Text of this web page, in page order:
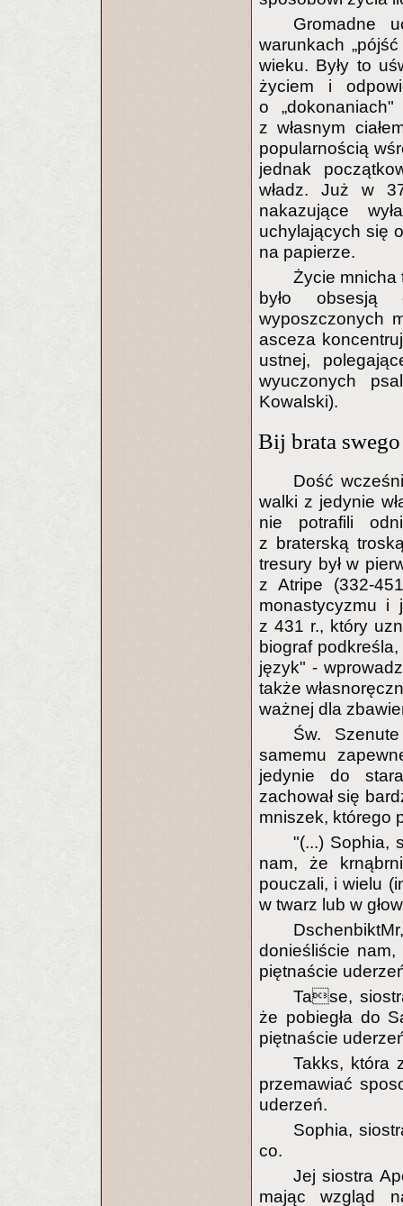
Gromadne
warunkach
wieku. Były to
życiem i
o
z własnym
popularnością
jednak
władz. Już w
nakazujące
uchylających się
na papierze.
Życie mnicha
było obsesją
wyposzczonych
asceza
ustnej,
wyuczonych
Kowalski).
Bij brata
Dość
walki z jedynie
nie potrafili
z braterską
tresury był w
z Atripe (332-
monastycyzmu i
z 431 r., który
biograf
język" -
także
ważnej dla
Św.
samemu
jedynie do
zachował się
mniszek, którego
"(...) Sophia,
nam, że
pouczali, i wielu
w twarz lub w
donieśliście
piętnaście
Tase,
że pobiegła do
piętnaście
Takks, która
przemawiać
uderzeń.
Sophia,
co.
Jej siostra
mając wzgląd